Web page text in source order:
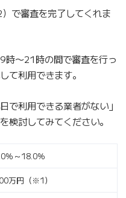
で審査を完了してくれま
時〜21時の間で審査を行っ
て利用できます。
で利用できる業者がない」
検討してみてください。
％～18.0％
万円（※1）